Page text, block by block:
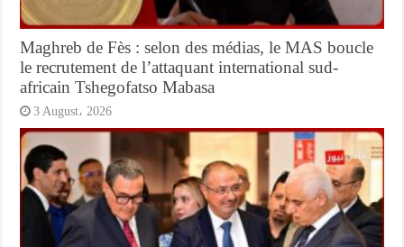
Maghreb de Fès : selon des médias, le MAS boucle
le recrutement de l’attaquant international sud-
africain Tshegofatso Mabasa
3 August، 2026